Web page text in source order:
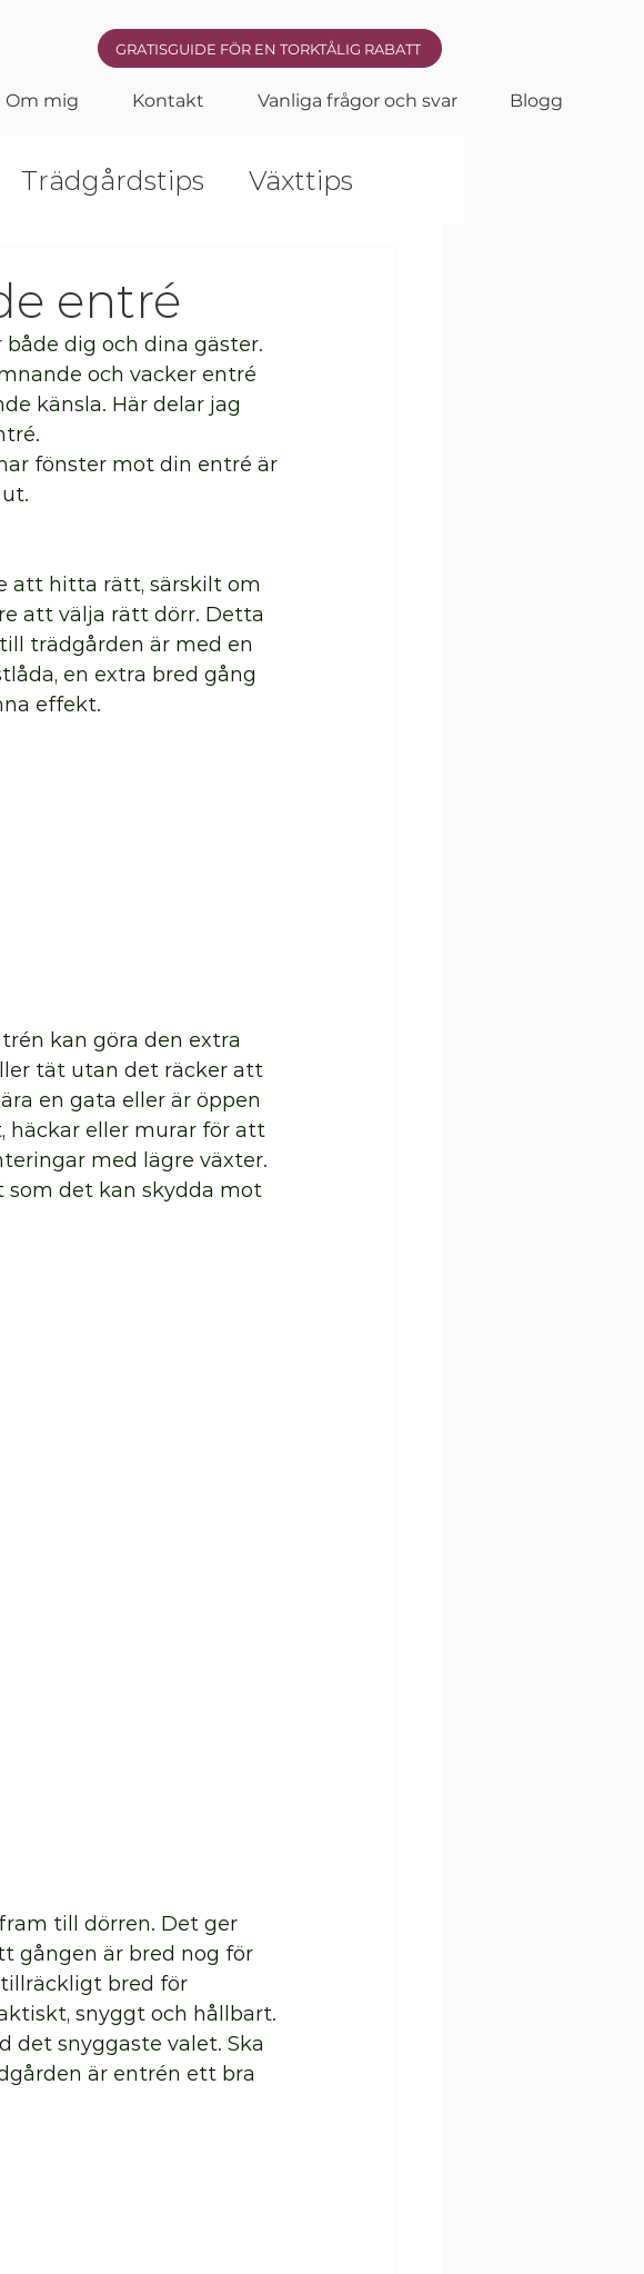
Om mig Kontakt Vanliga frågor och svar Blogg
GRATISGUIDE FÖR EN TORKTÅLIG RABATT
Trädgårdstips Växttips
entré
dig och dina gäster.
och vacker entré
känsla. Här delar jag
fönster mot din entré är
att hitta rätt, särskilt om
att välja rätt dörr. Detta
trädgården är med en
en extra bred gång
effekt.
kan göra den extra
tät utan det räcker att
en gata eller är öppen
häckar eller murar för att
med lägre växter.
som det kan skydda mot
till dörren. Det ger
gången är bred nog för
bred för
snyggt och hållbart.
det snyggaste valet. Ska
är entrén ett bra